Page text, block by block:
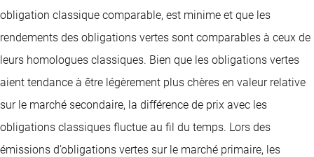
obligation classique comparable, est minime et que les
rendements des obligations vertes sont comparables à ceux de
leurs homologues classiques. Bien que les obligations vertes
aient tendance à être légèrement plus chères en valeur relative
sur le marché secondaire, la différence de prix avec les
obligations classiques fluctue au fil du temps. Lors des
émissions d’obligations vertes sur le marché primaire, les